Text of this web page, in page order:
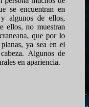
se encuentran en
algunos de ellos,
ellos, no muestran
que por lo
ya sea en el
Algunos de
en apariencia.